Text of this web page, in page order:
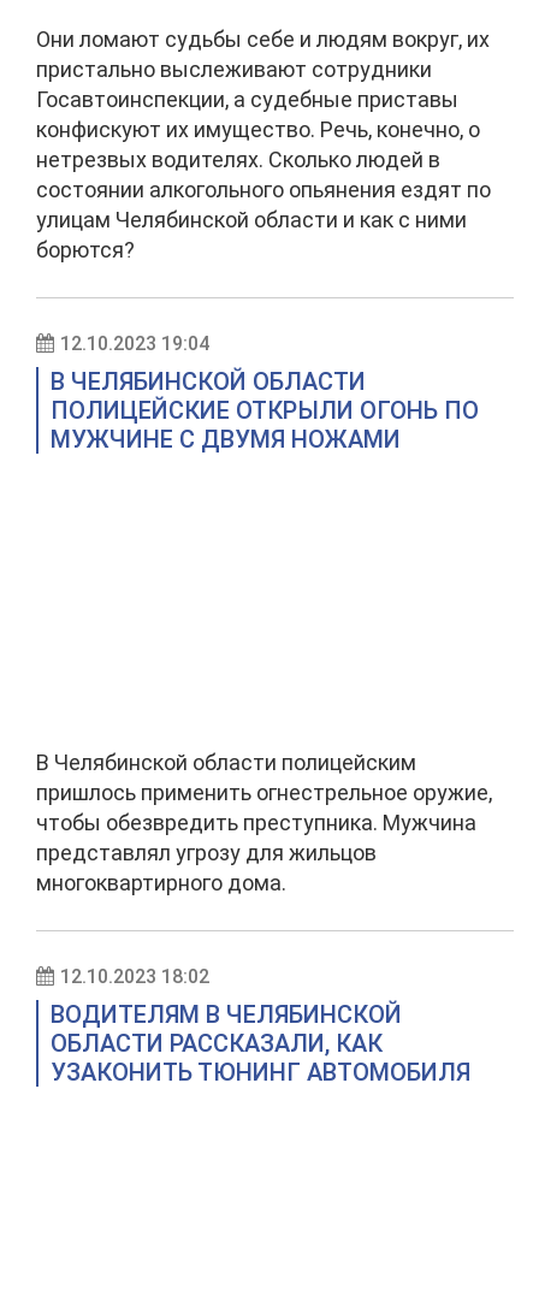
Они ломают судьбы себе и людям вокруг, их
пристально выслеживают сотрудники
Госавтоинспекции, а судебные приставы
конфискуют их имущество. Речь, конечно, о
нетрезвых водителях. Сколько людей в
состоянии алкогольного опьянения ездят по
улицам Челябинской области и как с ними
борются?
12.10.2023 19:04
В ЧЕЛЯБИНСКОЙ ОБЛАСТИ
ПОЛИЦЕЙСКИЕ ОТКРЫЛИ ОГОНЬ ПО
МУЖЧИНЕ С ДВУМЯ НОЖАМИ
В Челябинской области полицейским
пришлось применить огнестрельное оружие,
чтобы обезвредить преступника. Мужчина
представлял угрозу для жильцов
многоквартирного дома.
12.10.2023 18:02
ВОДИТЕЛЯМ В ЧЕЛЯБИНСКОЙ
ОБЛАСТИ РАССКАЗАЛИ, КАК
УЗАКОНИТЬ ТЮНИНГ АВТОМОБИЛЯ